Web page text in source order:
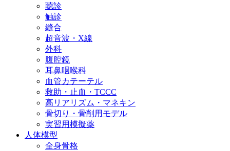
聴診
触診
縫合
超音波・X線
外科
腹腔鏡
耳鼻咽喉科
血管カテーテル
救助・止血・TCCC
高リアリズム・マネキン
骨切り・骨削用モデル
実習用模擬薬
人体模型
全身骨格